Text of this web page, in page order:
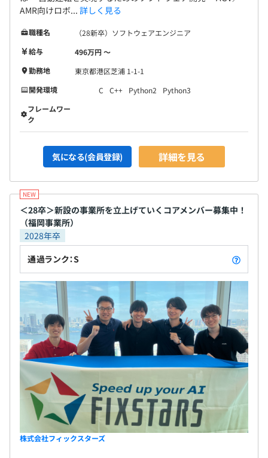
AMR向けロボ... 詳しく見る
職種名
（28新卒）ソフトウェアエンジニア
給与
496万円 〜
勤務地
東京都港区芝浦 1-1-1
開発環境
C C++ Python2
Python3
フレームワー
ク
気になる(会員登録) 詳細を見る
＜28卒＞新設の事業所を立上げていくコアメンバー募集中！
（福岡事業所）
2028年卒
通過ランク：S
株式会社フィックスターズ